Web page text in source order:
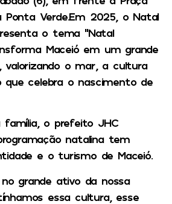
Ponta Verde.Em 2025, o Natal
o tema “Natal
Maceió em um grande
valorizando o mar, a cultura
que celebra o nascimento de
família, o prefeito JHC
natalina tem
e o turismo de Maceió.
grande ativo da nossa
essa cultura, esse